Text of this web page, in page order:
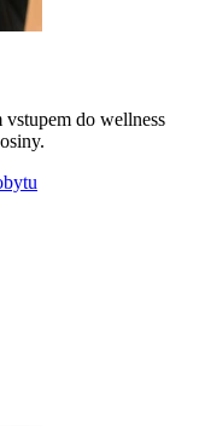
do wellness